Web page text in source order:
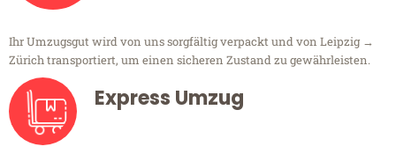
Ihr Umzugsgut wird von uns sorgfältig verpackt und von Leipzig →
Zürich transportiert, um einen sicheren Zustand zu gewährleisten.
Express Umzug